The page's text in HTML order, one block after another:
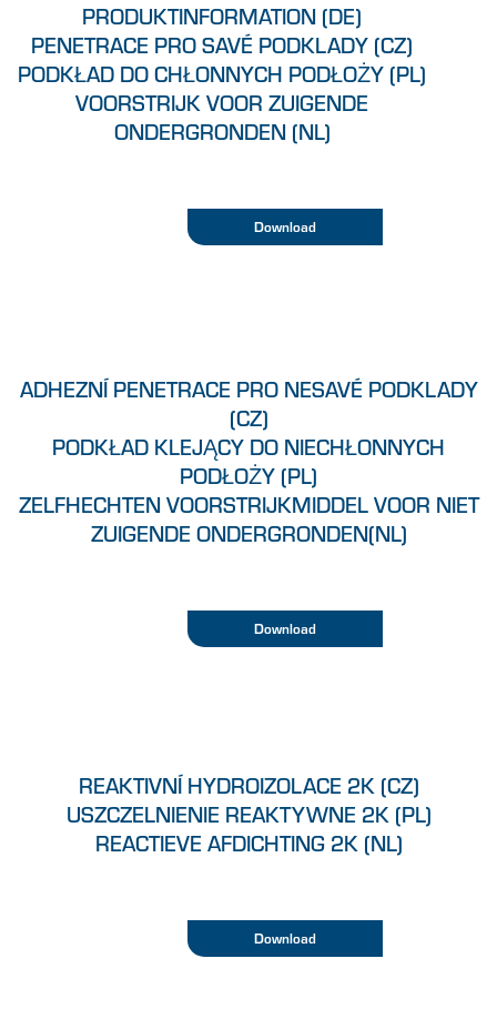
PRODUKTINFORMATION (DE)
PENETRACE PRO SAVÉ PODKLADY (CZ)
PODKŁAD DO CHŁONNYCH PODŁOŻY (PL)
VOORSTRIJK VOOR ZUIGENDE
ONDERGRONDEN (NL)
Download
ADHEZNÍ PENETRACE PRO NESAVÉ PODKLADY
(CZ)
PODKŁAD KLEJĄCY DO NIECHŁONNYCH
PODŁOŻY (PL)
ZELFHECHTEN VOORSTRIJKMIDDEL VOOR NIET
ZUIGENDE ONDERGRONDEN(NL)
Download
REAKTIVNÍ HYDROIZOLACE 2K (CZ)
USZCZELNIENIE REAKTYWNE 2K (PL)
REACTIEVE AFDICHTING 2K (NL)
Download